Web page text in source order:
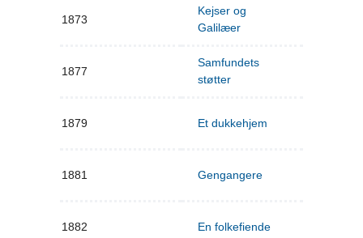
1873
Kejser og
Galilæer
1877
Samfundets
støtter
1879 Et dukkehjem
1881 Gengangere
1882 En folkefiende